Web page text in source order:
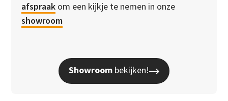
afspraak om een kijkje te nemen in onze
showroom
Showroom bekijken!